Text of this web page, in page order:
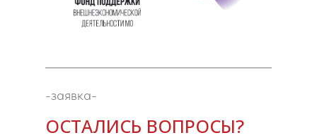
ОСТАЛИСЬ ВОПРОСЫ?
-заявка-